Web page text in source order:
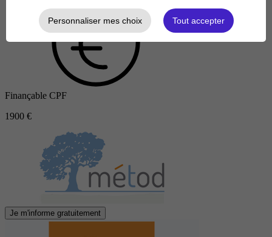
Finançable CPF
1900 €
Je m'informe gratuitement
Personnaliser mes choix Tout accepter